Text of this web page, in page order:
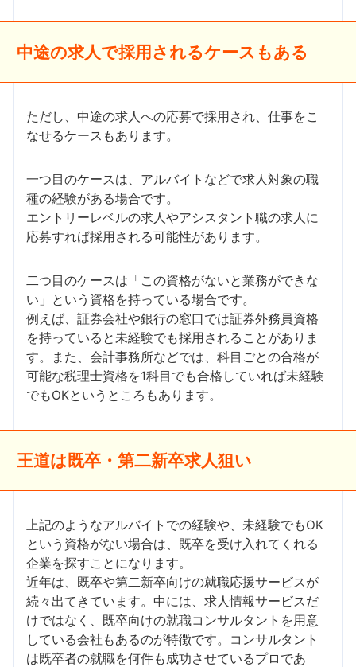
中途の求人で採用されるケースもある
ただし、中途の求人への応募で採用され、仕事をこ
なせるケースもあります。
一つ目のケースは、アルバイトなどで求人対象の職
種の経験がある場合です。
エントリーレベルの求人やアシスタント職の求人に
応募すれば採用される可能性があります。
二つ目のケースは「この資格がないと業務ができな
い」という資格を持っている場合です。
例えば、証券会社や銀行の窓口では証券外務員資格
を持っていると未経験でも採用されることがありま
す。また、会計事務所などでは、科目ごとの合格が
可能な税理士資格を1科目でも合格していれば未経験
でもOKというところもあります。
王道は既卒・第二新卒求人狙い
上記のようなアルバイトでの経験や、未経験でもOK
という資格がない場合は、既卒を受け入れてくれる
企業を探すことになります。
近年は、既卒や第二新卒向けの就職応援サービスが
続々出てきています。中には、求人情報サービスだ
けではなく、既卒向けの就職コンサルタントを用意
している会社もあるのが特徴です。コンサルタント
は既卒者の就職を何件も成功させているプロであ